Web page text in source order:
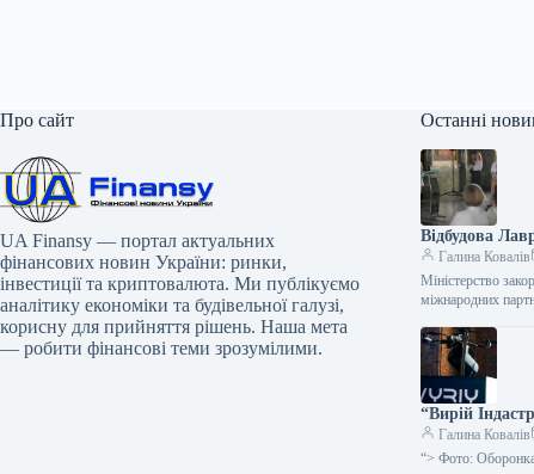
Про сайт
UA Finansy — портал актуальних
фінансових новин України: ринки,
інвестиції та криптовалюта. Ми публікуємо
аналітику економіки та будівельної галузі,
корисну для прийняття рішень. Наша мета
— робити фінансові теми зрозумілими.
Останні
Відбудова
Галина Ковалів
Міністерство
міжнародних
“Вирій
Галина Ковалів
“> Фото: